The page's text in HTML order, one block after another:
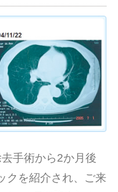
手術から2か月後
クを紹介され、ご来